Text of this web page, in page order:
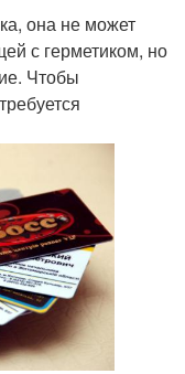
она не может
с герметиком, но
Чтобы